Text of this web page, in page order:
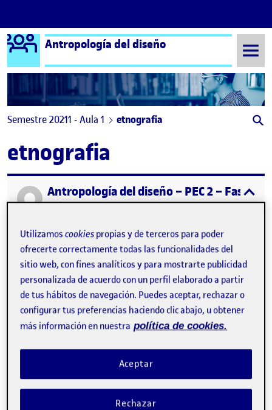
Saltar al contenido
Logo Ágora
Antropología del diseño
Semestre 20211 - Aula 1 etnografia
etnografia
Publicado porAntropología del diseño – PEC 2 – Fase 1
Publicado por
Jael Puppo Vera
Inspirándome
en el proyecto que lidera Mara Jiménez
(@croquetamente en sus RRSS) quiero inmiscuirme en
la comunidad que la sigue, la cual está formada por
personas de todo tipo, aunque un gran número de ellas
sean las que probablemente han padecido algún TCA
(trastorno de la conducta alimentaria) en algún
acoso de alguna manera por tener un físico que difiere
del canon de belleza actual que prevalece en la mayor
Utilizamoscookies propias y de terceros para poder
ofrecerte correctamente todas las funcionalidades del
sitio web, con fines analíticos y para mostrarte publicidad
personalizada de acuerdo con un perfil elaborado a partir
de tus hábitos de navegación. Puedes aceptar, rechazar o
configurar tus preferencias haciendo clic abajo, u obtener
más información en nuestra política de cookies.
Rechazar
Aceptar